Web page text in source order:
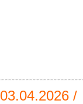
03.04.2026 /